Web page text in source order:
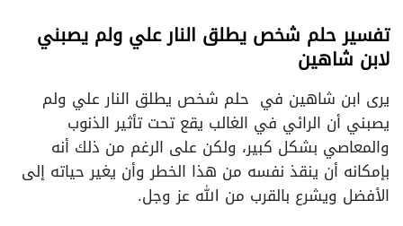
تفسير حلم شخص يطلق النار علي ولم يصبني
لابن شاهين
يرى ابن شاهين في حلم شخص يطلق النار علي ولم
يصبني أن الرائي في الغالب يقع تحت تأثير الذنوب
والمعاصي بشكل كبير، ولكن على الرغم من ذلك أنه
بإمكانه أن ينقذ نفسه من هذا الخطر وأن يغير حياته إلى
الأفضل ويشرع بالقرب من الله عز وجل.